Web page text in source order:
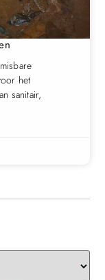
het
sanitair,